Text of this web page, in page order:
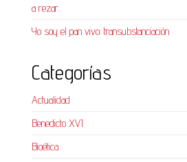
a rezar.
Yo soy el pan vivo: transubstanciación
Categorías
Actualidad
Benedicto XVI
Bioética